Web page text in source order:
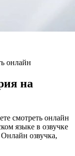
онлайн
на
смотреть онлайн
языке в озвучке
озвучка,